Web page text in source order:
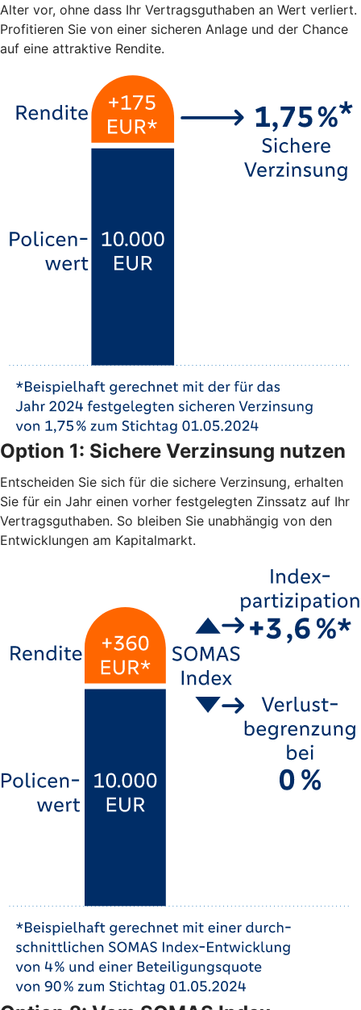
Alter vor, ohne dass Ihr Vertragsguthaben an Wert verliert.
Profitieren Sie von einer sicheren Anlage und der Chance
auf eine attraktive Rendite.
Option 1: Sichere Verzinsung nutzen
Entscheiden Sie sich für die sichere Verzinsung, erhalten
Sie für ein Jahr einen vorher festgelegten Zinssatz auf Ihr
Vertragsguthaben. So bleiben Sie unabhängig von den
Entwicklungen am Kapitalmarkt.